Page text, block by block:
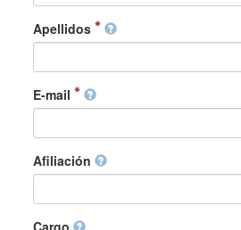
Apellidos
E-mail
Afiliación
Cargo